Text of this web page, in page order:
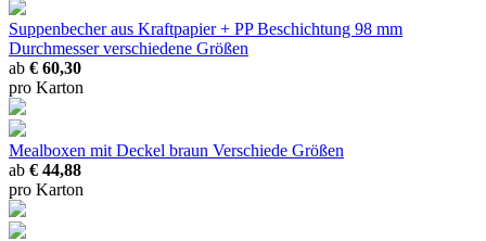
Suppenbecher aus Kraftpapier + PP Beschichtung 98 mm
Durchmesserverschiedene Größen
ab € 60,30
pro Karton
Mealboxen mit Deckel braun Verschiede Größen
ab € 44,88
pro Karton